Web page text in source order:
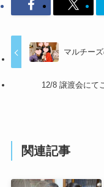
マルチー
12/8 譲渡会にて
関連記事